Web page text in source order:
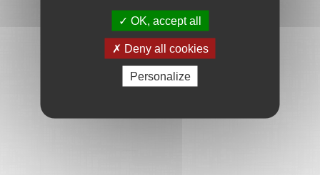
OK, accept all
Deny all cookies
Personalize